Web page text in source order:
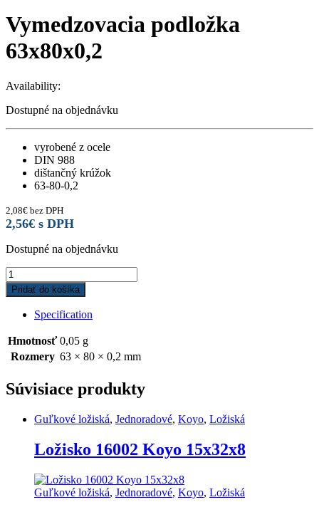
Vymedzovacia podložka
63x80x0,2
Availability:
Dostupné na objednávku
vyrobené z ocele
DIN 988
dištančný krúžok
63-80-0,2
2,08€ bez DPH
2,56€ s DPH
Dostupné na objednávku
Vymedzovacia
podložka
63x80x0,2
quantity
Pridať do košíka
Specification
Hmotnosť 0,05 g
Rozmery 63 × 80 × 0,2 mm
Súvisiace produkty
Guľkové ložiská, Jednoradové, Koyo, Ložiská
Ložisko 16002 Koyo 15x32x8
Guľkové ložiská, Jednoradové, Koyo, Ložiská